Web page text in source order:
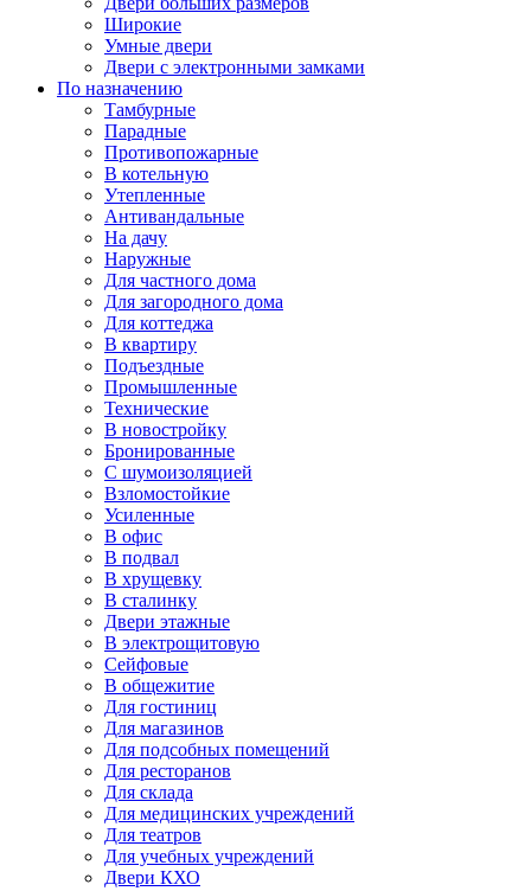
Широкие
Умные двери
Двери с электронными замками
По назначению
Тамбурные
Парадные
Противопожарные
В котельную
Утепленные
Антивандальные
На дачу
Наружные
Для частного дома
Для загородного дома
Для коттеджа
В квартиру
Подъездные
Промышленные
Технические
В новостройку
Бронированные
С шумоизоляцией
Взломостойкие
Усиленные
В офис
В подвал
В хрущевку
В сталинку
Двери этажные
В электрощитовую
Сейфовые
В общежитие
Для гостиниц
Для магазинов
Для подсобных помещений
Для ресторанов
Для склада
Для медицинских учреждений
Для театров
Для учебных учреждений
Двери КХО